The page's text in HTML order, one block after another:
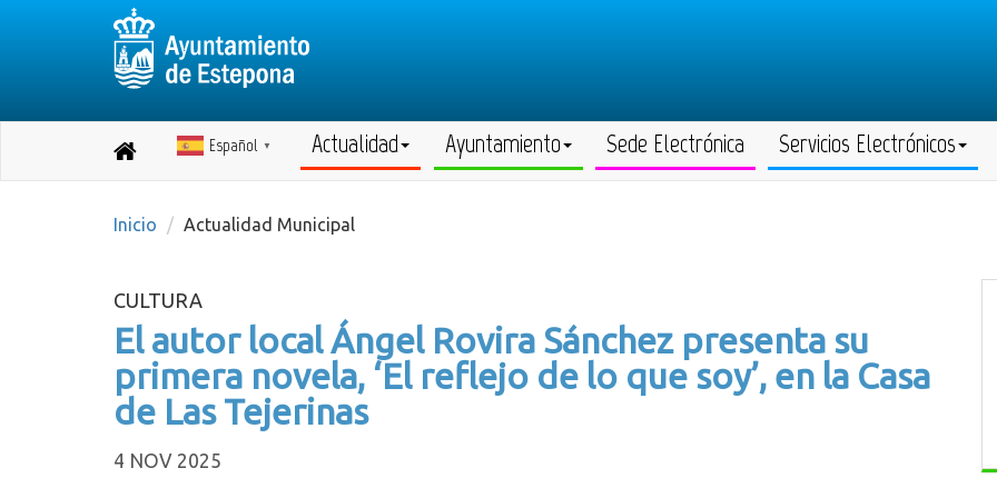
Destino:
inicio
Español ▼ Actualidad Ayuntamiento Sede Electrónica Servicios Electrónicos
Inicio Actualidad Municipal
CULTURA
El autor local Ángel Rovira Sánchez presenta su
primera novela, ‘El reflejo de lo que soy’, en la Casa
de Las Tejerinas
4 NOV 2025